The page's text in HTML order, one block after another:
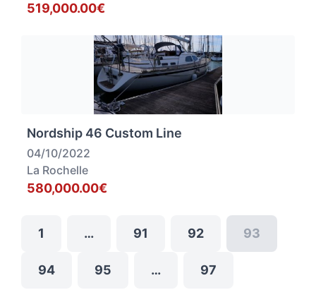
519,000.00€
Nordship 46 Custom Line
04/10/2022
La Rochelle
580,000.00€
1 … 91 92 93
94 95 … 97